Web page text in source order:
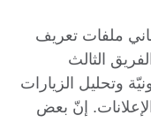
ملفات تعريف
الثالث
وتحليل الزيارات
إنّ بعض